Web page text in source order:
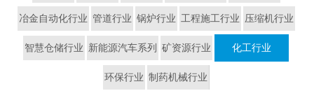
冶金自动化行业 管道行业 锅炉行业 工程施工行业 压缩机行业
智慧仓储行业 新能源汽车系列 矿资源行业 化工行业
环保行业 制药机械行业